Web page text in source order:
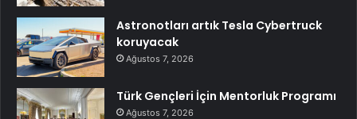
Astronotları artık Tesla Cybertruck
koruyacak
Ağustos 7, 2026
Türk Gençleri İçin Mentorluk Programı
Ağustos 7, 2026